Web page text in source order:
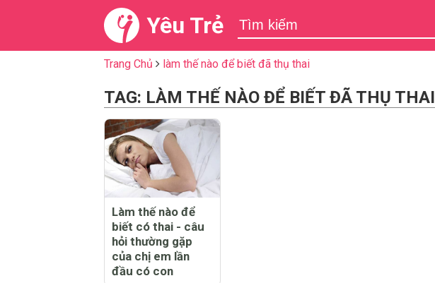
Yêu Trẻ
Trang Chủ làm thế nào để biết đã thụ thai
TAG: LÀM THẾ NÀO ĐỂ BIẾT ĐÃ THỤ THAI
Làm thế nào để
biết có thai - câu
hỏi thường gặp
của chị em lần
đầu có con